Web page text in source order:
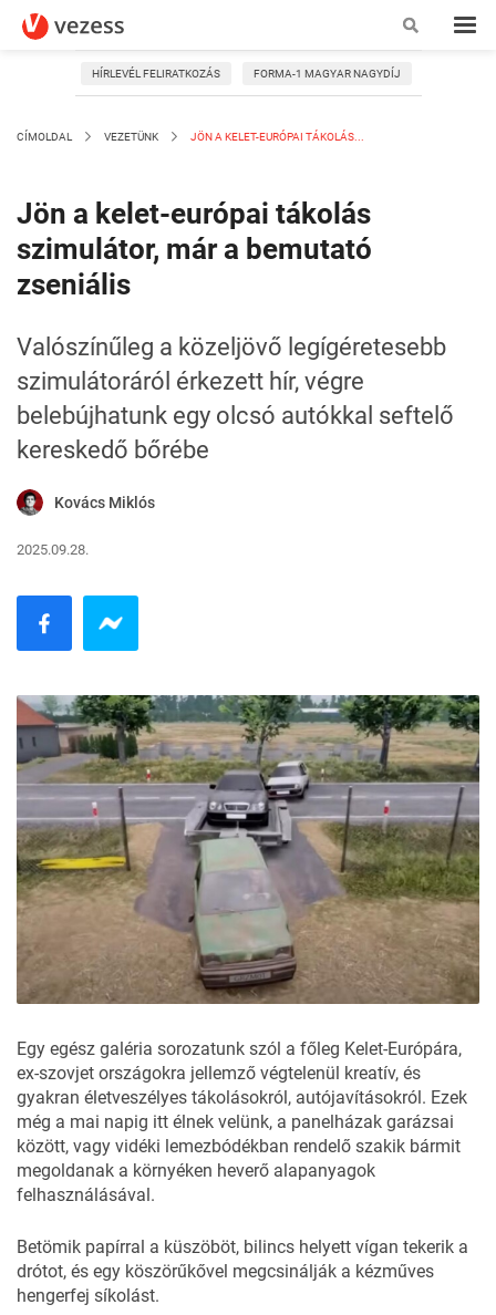
HÍRLEVÉL FELIRATKOZÁS FORMA-1 MAGYAR NAGYDÍJ
CÍMOLDAL VEZETÜNK JÖN A KELET-EURÓPAI TÁKOLÁS...
Jön a kelet-európai tákolás
szimulátor, már a bemutató
zseniális
Valószínűleg a közeljövő legígéretesebb
szimulátoráról érkezett hír, végre
belebújhatunk egy olcsó autókkal seftelő
kereskedő bőrébe
Kovács Miklós
2025.09.28.
Egy egész galéria sorozatunk szól a főleg Kelet-Európára,
ex-szovjet országokra jellemző végtelenül kreatív, és
gyakran életveszélyes tákolásokról, autójavításokról. Ezek
még a mai napig itt élnek velünk, a panelházak garázsai
között, vagy vidéki lemezbódékban rendelő szakik bármit
megoldanak a környéken heverő alapanyagok
felhasználásával.
Betömik papírral a küszöböt, bilincs helyett vígan tekerik a
drótot, és egy köszörűkővel megcsinálják a kézműves
hengerfej síkolást.